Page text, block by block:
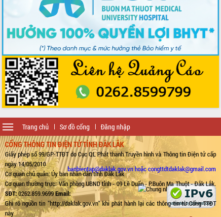
Trang chủ Sơ đồ cổng Đăng nhập
Toggle
navigation
CỔNG THÔNG TIN ĐIỆN TỬ TỈNH ĐẮK LẮK
Giấy phép số 99/GP-TTĐT do Cục QL Phát thanh Truyền hình và Thông tin Điện tử cấp
ngày 14/05/2010
Cơ quan chủ quản: Ủy ban nhân dân tỉnh Đắk Lắk
Cơ quan thường trực: Văn phòng UBND tỉnh - 09 Lê Duẩn - P.Buôn Ma Thuột - Đắk Lắk.
SĐT:0262.859.9699Email:
banbientap@daklak.gov.vn hoặc congttdtdaklak@gmail.com
Ghi rõ nguồn tin "http://daklak.gov.vn" khi phát hành lại các thông tin từ Cổng TTĐT
này